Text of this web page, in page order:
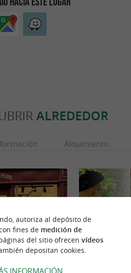
ALREDEDOR
Alojamiento
autoriza al depósito de
fines de medición de
del sitio ofrecen vídeos
depositan cookies.